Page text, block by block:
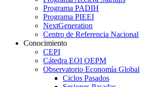
Programa PADIH
Programa PIEEI
NextGeneration
Centro de Referencia Nacional
Conocimiento
CEPI
Cátedra EOI OEPM
Observatorio Economía Global
Ciclos Pasados